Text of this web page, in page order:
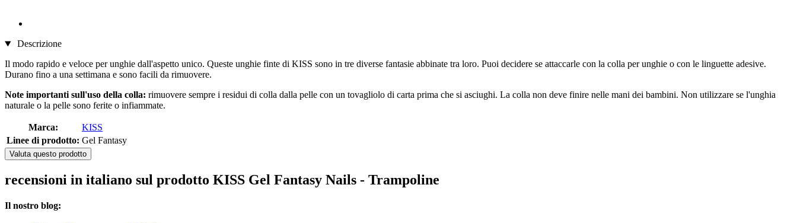
Descrizione
Il modo rapido e veloce per unghie dall'aspetto unico. Queste unghie finte di KISS sono in tre diverse fantasie abbinate tra loro. Puoi decidere se attaccarle con la colla per unghie o con le linguette adesive.
Durano fino a una settimana e sono facili da rimuovere.
Note importanti sull'uso della colla: rimuovere sempre i residui di colla dalla pelle con un tovagliolo di carta prima che si asciughi. La colla non deve finire nelle mani dei bambini. Non utilizzare se l'unghia
naturale o la pelle sono ferite o infiammate.
Marca:
KISS
Linee di prodotto: Gel Fantasy
Valuta questo prodotto
recensioni in italiano sul prodotto KISS Gel Fantasy Nails - Trampoline
Il nostro blog: